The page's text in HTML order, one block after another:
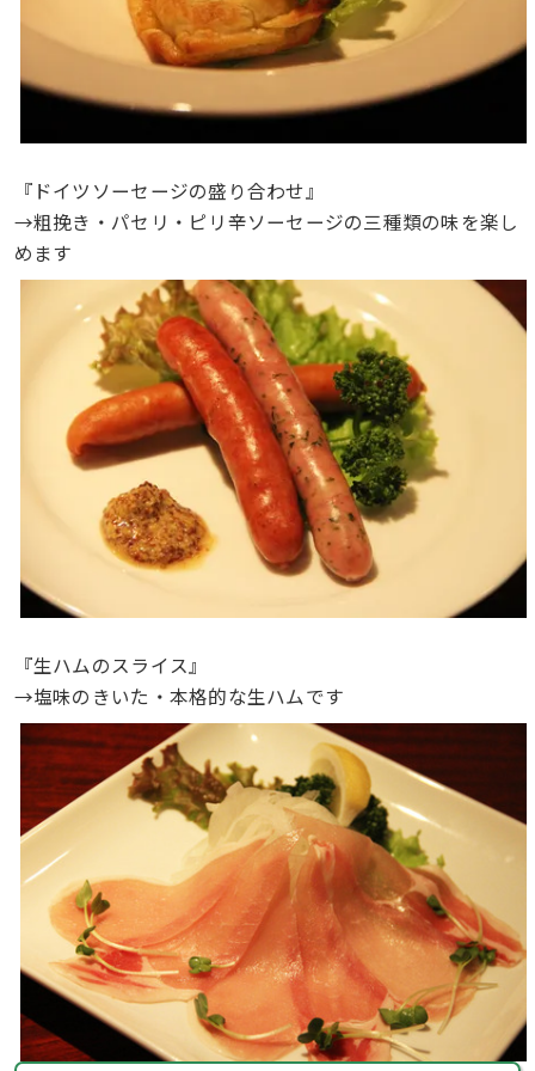
『ドイツソーセージの盛り合わせ』
→粗挽き・パセリ・ピリ辛ソーセージの三種類の味を楽し
めます
『生ハムのスライス』
→塩味のきいた・本格的な生ハムです